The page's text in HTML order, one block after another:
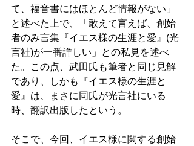
て、福音書にはほとんど情報がない」
と述べた上で、「敢えて言えば、創始
者のみ言集『イエス様の生涯と愛』(光
言社)が一番詳しい」との私見を述べ
た。この点、武田氏も筆者と同じ見解
であり、しかも『イエス様の生涯と
愛』は、まさに同氏が光言社にいる
時、翻訳出版したという。
そこで、今回、イエス様に関する創始